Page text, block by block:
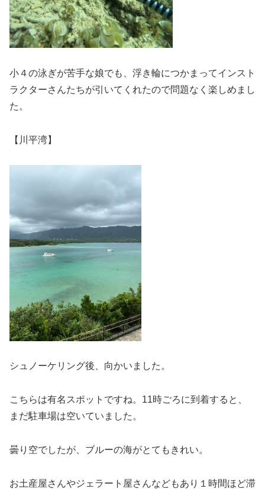
小４の泳ぎが苦手な娘でも、浮き輪につかまってインスト
ラクターさんたちが引いてくれたので問題なく楽しめまし
た。
【川平湾】
シュノーケリング後、向かいました。
こちらは有名スポットですね。11時ごろに到着すると、
まだ駐車場は空いていました。
曇り空でしたが、ブルーの海がとてもきれい。
お土産屋さんやジェラート屋さんなどもあり１時間ほど滞